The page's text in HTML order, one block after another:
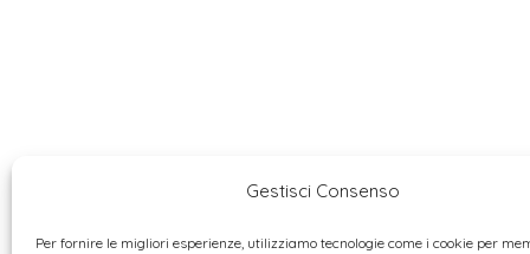
Gestisci Consenso
Per fornire le migliori esperienze, utilizziamo tecnologie come i cookie per